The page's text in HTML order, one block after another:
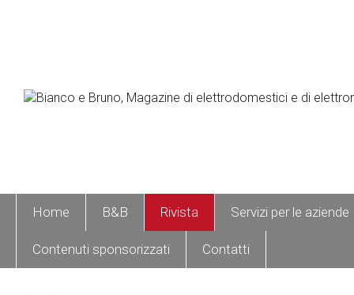
Home B&B Rivista Servizi per le aziende
Contenuti sponsorizzati Contatti